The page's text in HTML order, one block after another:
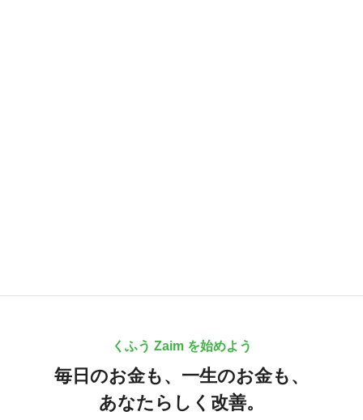
くふう Zaim を始めよう
毎日のお金も、 一生のお金も、
あなたらしく改善。